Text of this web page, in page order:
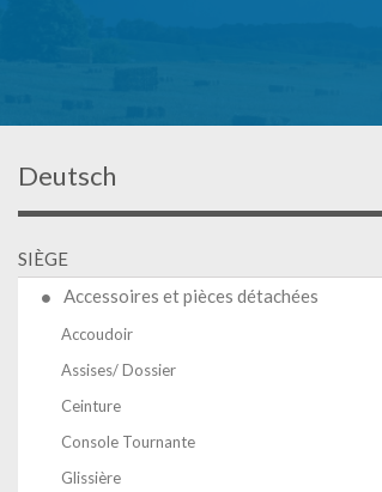
Deutsch
SIÈGE
Accessoires et pièces détachées
Accoudoir
Assises/ Dossier
Ceinture
Console Tournante
Glissière